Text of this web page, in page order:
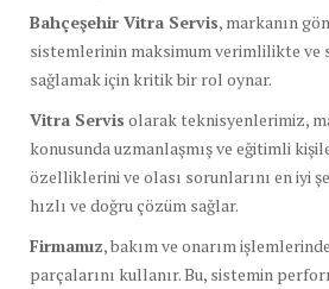
Bahçeşehir Vitra Servis, markanın
sistemlerinin maksimum verimlilikte ve
sağlamak için kritik bir rol oynar.
Vitra Servis olarak teknisyenlerimiz,
konusunda uzmanlaşmış ve eğitimli
özelliklerini ve olası sorunlarını en iyi
hızlı ve doğru çözüm sağlar.
Firmamız, bakım ve onarım
parçalarını kullanır. Bu, sistemin